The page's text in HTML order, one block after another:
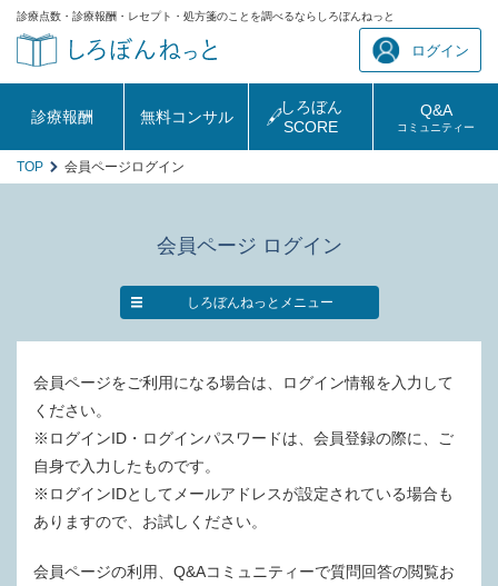
診療点数・診療報酬・レセプト・処方箋のことを調べるならしろぼんねっと
ログイン
診療報酬 無料コンサル
しろぼん
SCORE
Q&A
コミュニティー
TOP 会員ページログイン
会員ページ ログイン
しろぼんねっとメニュー
会員ページをご利用になる場合は、ログイン情報を入力して
ください。
※ログインID・ログインパスワードは、会員登録の際に、ご
自身で入力したものです。
※ログインIDとしてメールアドレスが設定されている場合も
ありますので、お試しください。
会員ページの利用、Q&Aコミュニティーで質問回答の閲覧お